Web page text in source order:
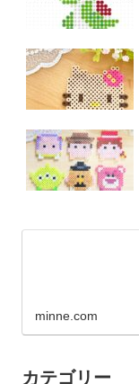
minne.com
カテゴリー